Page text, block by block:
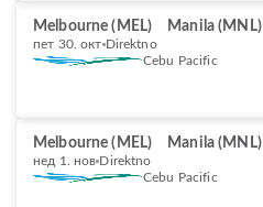
Melbourne (MEL) Manila (MNL)
пет 30. окт Direktno
Cebu Pacific
Melbourne (MEL) Manila (MNL)
нед 1. нов Direktno
Cebu Pacific